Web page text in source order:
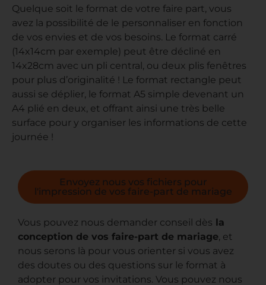
Quelque soit le format de votre faire part, vous
avez la possibilité de le personnaliser en fonction
de vos envies et de vos besoins. Le format carré
(14x14cm par exemple) peut être décliné en
14x28cm avec un pli central, ou deux plis fenêtres
pour plus d’originalité ! Le format rectangle peut
aussi se déplier, le format A5 simple devenant un
A4 plié en deux, et offrant ainsi une très belle
surface pour y organiser les informations de cette
journée !
Envoyez nous vos fichiers pour
l'impression de vos faire-part de mariage
Vous pouvez nous demander conseil dès la
conception de vos faire-part de mariage, et
nous serons là pour vous orienter si vous avez
des doutes ou des questions sur le format à
adopter pour vos invitations. Vous pouvez nous